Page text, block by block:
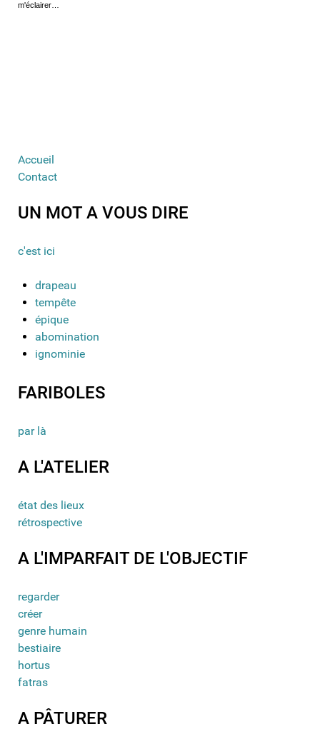
m'éclairer…
Accueil
Contact
UN MOT A VOUS DIRE
c'est ici
drapeau
tempête
épique
abomination
ignominie
FARIBOLES
par là
A L'ATELIER
état des lieux
rétrospective
A L'IMPARFAIT DE L'OBJECTIF
regarder
créer
genre humain
bestiaire
hortus
fatras
A PÂTURER